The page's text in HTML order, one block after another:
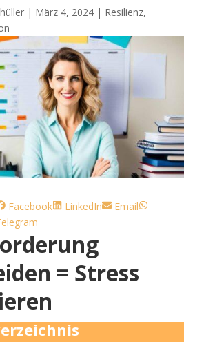
| März 4, 2024| Resilienz,
Share
on
Facebook
Share
LinkedIn
Share
Email
Share
= Stress